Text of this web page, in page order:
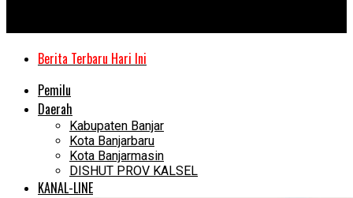
Berita Terbaru Hari Ini
Pemilu
Daerah
Kabupaten Banjar
Kota Banjarbaru
Kota Banjarmasin
DISHUT PROV KALSEL
KANAL-LINE